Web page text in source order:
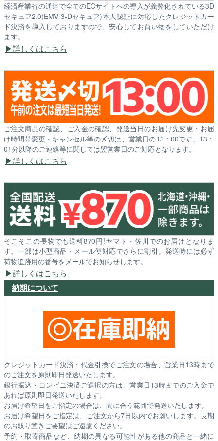
経済産業省の通達で全てのECサイトへの導入が義務化されている3D
セキュア2.0(EMV 3-Dセキュア)本人認証に対応したクレジットカー
ド決済を導入しておりますので、安心してお買い物をしていただけ
ます。
詳しくはこちら
ご注文商品の確認、ご入金の確認、発送当日のお届け先変更・お届
け時間帯変更・キャンセル等の〆切は、営業日の13：00です。13：
01分以降のご連絡等に関しては翌営業日のご対応となります。
詳しくはこちら
そこそこの長物でも送料870円!ヤマト・佐川でのお届けとなりま
す。一部は小型商品・メール便対応でさらに割引。発送時には必ず
荷物追跡用の番号をメールでお知らせします。
詳しくはこちら
納期について
クレジットカード決済・代金引換でご注文の場合、営業日13時まで
のご注文を原則即日発送いたします。
銀行振込・コンビニ決済ご選択の方は、営業日13時までのご入金で
あれば原則即日発送いたします。
お届け希望日をご指定の場合は、間に合う範囲で発送いたします。
お届け希望日をご指定は、ご注文から7日以内でお願いします。長期
のお取り置きご要望はご遠慮ください。
予約・取寄商品など、納期の異なる可能性がある他の商品と一緒に